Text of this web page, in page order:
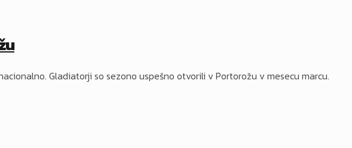
Gladiatorji so sezono uspešno otvorili v Portorožu v mesecu marcu.